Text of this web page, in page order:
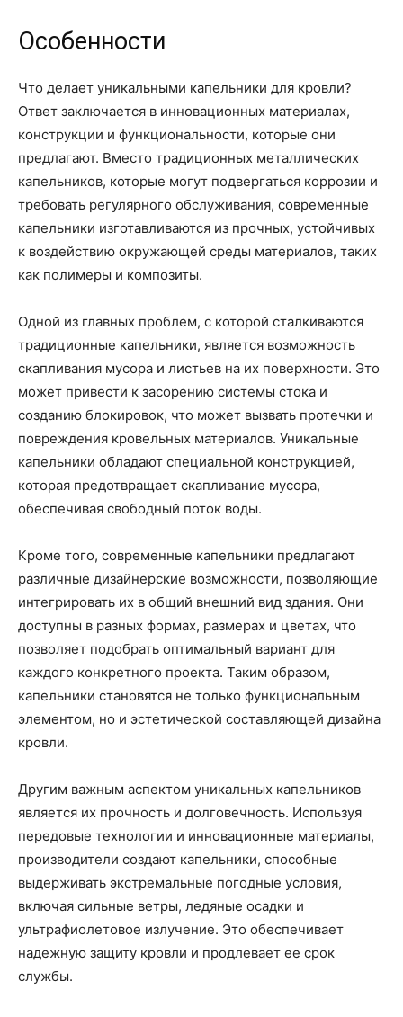
Особенности
Что делает уникальными капельники для кровли?
Ответ заключается в инновационных материалах,
конструкции и функциональности, которые они
предлагают. Вместо традиционных металлических
капельников, которые могут подвергаться коррозии и
требовать регулярного обслуживания, современные
капельники изготавливаются из прочных, устойчивых
к воздействию окружающей среды материалов, таких
как полимеры и композиты.
Одной из главных проблем, с которой сталкиваются
традиционные капельники, является возможность
скапливания мусора и листьев на их поверхности. Это
может привести к засорению системы стока и
созданию блокировок, что может вызвать протечки и
повреждения кровельных материалов. Уникальные
капельники обладают специальной конструкцией,
которая предотвращает скапливание мусора,
обеспечивая свободный поток воды.
Кроме того, современные капельники предлагают
различные дизайнерские возможности, позволяющие
интегрировать их в общий внешний вид здания. Они
доступны в разных формах, размерах и цветах, что
позволяет подобрать оптимальный вариант для
каждого конкретного проекта. Таким образом,
капельники становятся не только функциональным
элементом, но и эстетической составляющей дизайна
кровли.
Другим важным аспектом уникальных капельников
является их прочность и долговечность. Используя
передовые технологии и инновационные материалы,
производители создают капельники, способные
выдерживать экстремальные погодные условия,
включая сильные ветры, ледяные осадки и
ультрафиолетовое излучение. Это обеспечивает
надежную защиту кровли и продлевает ее срок
службы.